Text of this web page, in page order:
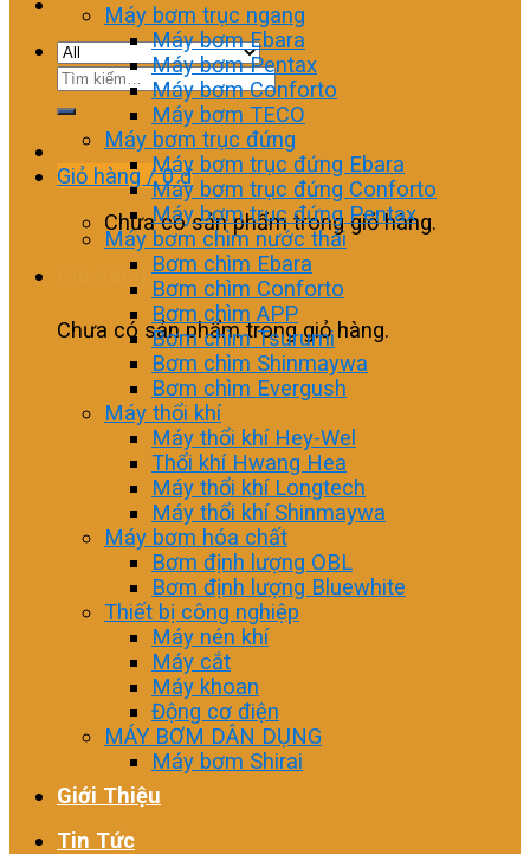
Tìm
Giỏ hàng /0₫
Chưa có sản phẩm trong giỏ hàng.
Giỏ hàng
Chưa có sản phẩm trong giỏ hàng.
Máy bơm trục ngang
Máy bơm Ebara
Máy bơm Pentax
Máy bơm Conforto
Máy bơm TECO
Máy bơm trục đứng
Máy bơm trục đứng Ebara
Máy bơm trục đứng Conforto
Máy bơm trục đứng Pentax
Máy bơm chìm nước thải
Bơm chìm Ebara
Bơm chìm Conforto
Bơm chìm APP
Bơm chìm Tsurumi
Bơm chìm Shinmaywa
Bơm chìm Evergush
Máy thổi khí
Máy thổi khí Hey-Wel
Thổi khí Hwang Hea
Máy thổi khí Longtech
Máy thổi khí Shinmaywa
Máy bơm hóa chất
Bơm định lượng OBL
Bơm định lượng Bluewhite
Thiết bị công nghiệp
Máy nén khí
Máy cắt
Máy khoan
Động cơ điện
MÁY BƠM DÂN DỤNG
Máy bơm Shirai
Giới Thiệu
Tin Tức